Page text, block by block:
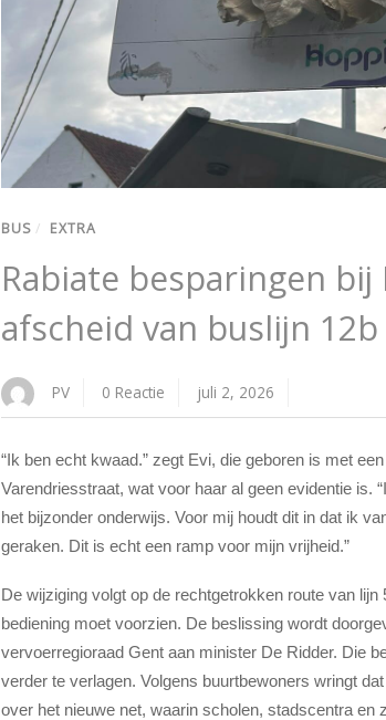
BUS / EXTRA
Rabiate besparingen
afscheid van buslijn
PV 0 Reactie juli 2, 2026
“Ik ben echt kwaad.” zegt Evi, die geboren is met
Varendriesstraat, wat voor haar al geen evidentie is.
het bijzonder onderwijs. Voor mij houdt dit in dat ik
geraken. Dit is echt een ramp voor mijn vrijheid.”
De wijziging volgt op de rechtgetrokken route van
bediening moet voorzien. De beslissing wordt
vervoerregioraad Gent aan minister De Ridder. Die
verder te verlagen. Volgens buurtbewoners wringt
over het nieuwe net, waarin scholen, stadscentra